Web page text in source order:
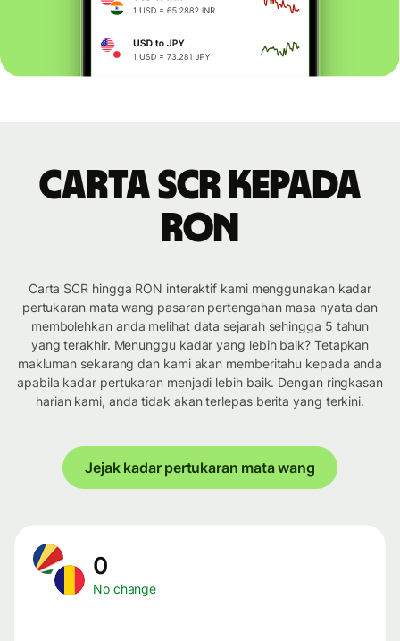
Carta SCR kepada
RON
Carta SCR hingga RON interaktif kami menggunakan kadar
pertukaran mata wang pasaran pertengahan masa nyata dan
membolehkan anda melihat data sejarah sehingga 5 tahun
yang terakhir. Menunggu kadar yang lebih baik? Tetapkan
makluman sekarang dan kami akan memberitahu kepada anda
apabila kadar pertukaran menjadi lebih baik. Dengan ringkasan
harian kami, anda tidak akan terlepas berita yang terkini.
Jejak kadar pertukaran mata wang
0
No change